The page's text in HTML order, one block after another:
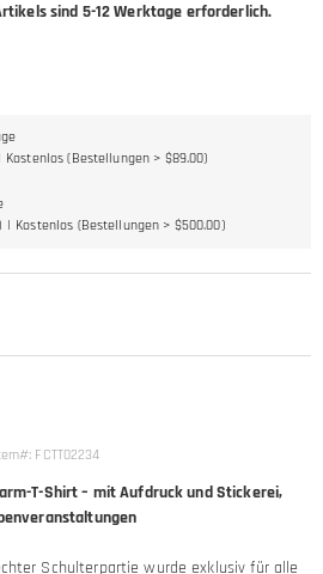
sind 5-12Werktage erforderlich.
Kostenlos (Bestellungen > $89.00)
Kostenlos (Bestellungen > $500.00)
: FCTT02234
T-Shirt – mit Aufdruck und Stickerei,
Schulterpartie wurde exklusiv für alle